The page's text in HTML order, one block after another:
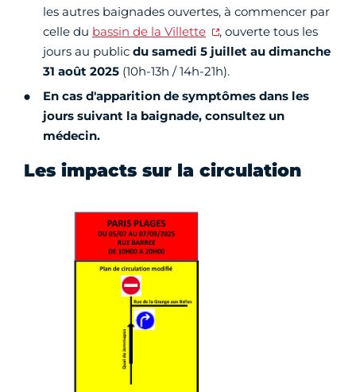
les autres baignades ouvertes, à commencer par
celle du bassin de la Villette
, ouverte tous les
jours au public du samedi 5 juillet au dimanche
31 août 2025 (10h-13h / 14h-21h).
En cas d'apparition de symptômes dans les
jours suivant la baignade, consultez un
médecin.
Les impacts sur la circulation